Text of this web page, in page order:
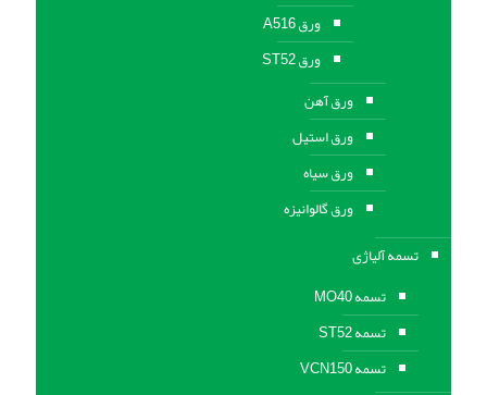
ورق A516
ورق ST52
ورق آهن
ورق استیل
ورق سیاه
ورق گالوانیزه
تسمه آلیاژی
تسمه MO40
تسمه ST52
تسمه VCN150